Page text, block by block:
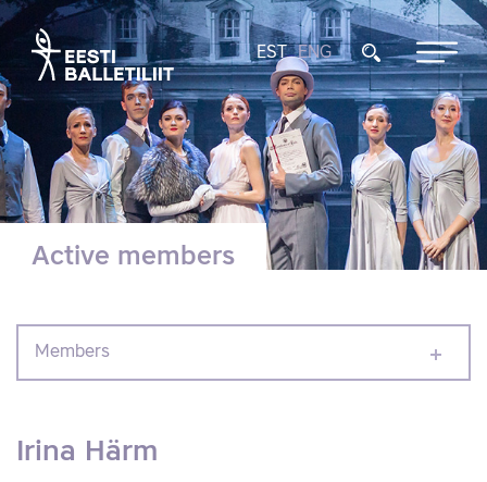
EST ENG
Active members
Members
Irina Härm